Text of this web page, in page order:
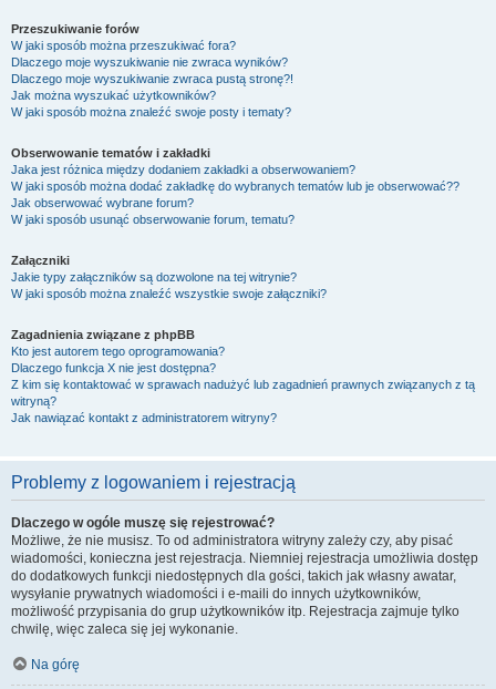
Przeszukiwanie forów
W jaki sposób można przeszukiwać fora?
Dlaczego moje wyszukiwanie nie zwraca wyników?
Dlaczego moje wyszukiwanie zwraca pustą stronę?!
Jak można wyszukać użytkowników?
W jaki sposób można znaleźć swoje posty i tematy?
Obserwowanie tematów i zakładki
Jaka jest różnica między dodaniem zakładki a obserwowaniem?
W jaki sposób można dodać zakładkę do wybranych tematów lub je obserwować??
Jak obserwować wybrane forum?
W jaki sposób usunąć obserwowanie forum, tematu?
Załączniki
Jakie typy załączników są dozwolone na tej witrynie?
W jaki sposób można znaleźć wszystkie swoje załączniki?
Zagadnienia związane z phpBB
Kto jest autorem tego oprogramowania?
Dlaczego funkcja X nie jest dostępna?
Z kim się kontaktować w sprawach nadużyć lub zagadnień prawnych związanych z tą
witryną?
Jak nawiązać kontakt z administratorem witryny?
Problemy z logowaniem i rejestracją
Dlaczego w ogóle muszę się rejestrować?
Możliwe, że nie musisz. To od administratora witryny zależy czy, aby pisać
wiadomości, konieczna jest rejestracja. Niemniej rejestracja umożliwia dostęp
do dodatkowych funkcji niedostępnych dla gości, takich jak własny awatar,
wysyłanie prywatnych wiadomości i e-maili do innych użytkowników,
możliwość przypisania do grup użytkowników itp. Rejestracja zajmuje tylko
chwilę, więc zaleca się jej wykonanie.
Na górę